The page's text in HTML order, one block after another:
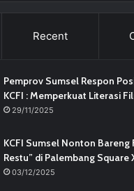
Recent
Pemprov Sumsel Respon
KCFI : Memperkuat Literasi
29/11/2025
KCFI Sumsel Nonton Bareng
Restu” di Palembang Square
03/12/2025